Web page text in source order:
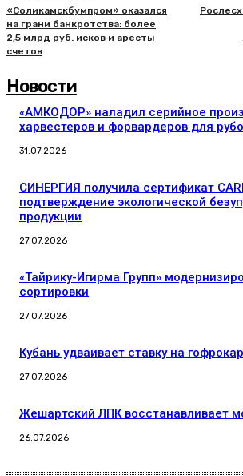
«Соликамскбумпром» оказался
на грани банкротства: более
2,5 млрд руб. исков и аресты
счетов
Новости
«АМКОДОР» наладил серийное
харвестеров и форвардеров для
31.07.2026
СИНЕРГИЯ получила сертификат
подтверждение экологической
продукции
27.07.2026
«Тайрику-Игирма Групп»
сортировки
27.07.2026
Кубань удваивает ставку на
27.07.2026
Жешартский ЛПК восстанавливает
26.07.2026